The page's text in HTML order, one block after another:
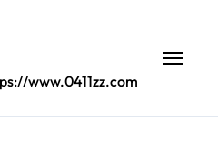
www.0411zz.com